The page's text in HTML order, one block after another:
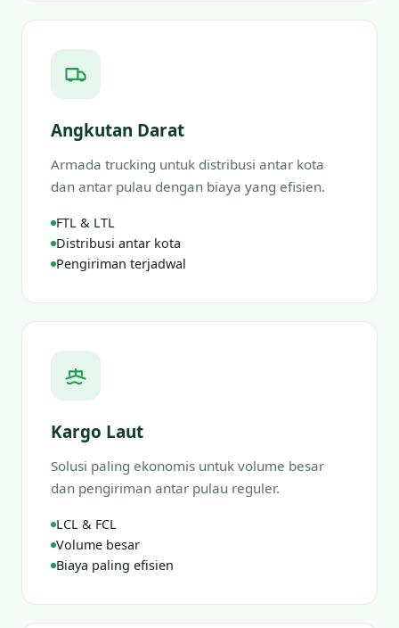
Angkutan Darat
Armada trucking untuk distribusi antar kota
dan antar pulau dengan biaya yang efisien.
FTL & LTL
Distribusi antar kota
Pengiriman terjadwal
Kargo Laut
Solusi paling ekonomis untuk volume besar
dan pengiriman antar pulau reguler.
LCL & FCL
Volume besar
Biaya paling efisien